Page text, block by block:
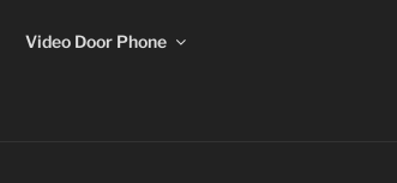
Video Door Phone